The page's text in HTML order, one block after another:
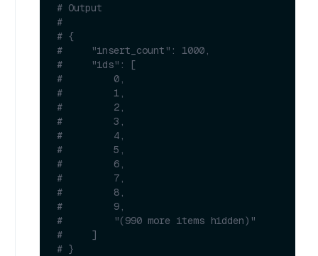
# Output
#
# {
#     "insert_count": 1000,
#     "ids": [
#         0,
#         1,
#         2,
#         3,
#         4,
#         5,
#         6,
#         7,
#         8,
#         9,
#         "(990 more items hidden)"
#     ]
# }